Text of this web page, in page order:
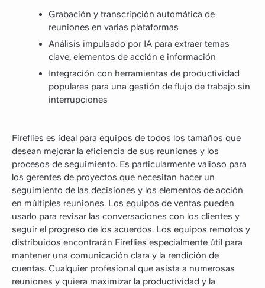
Grabación y transcripción automática de
reuniones en varias plataformas
Análisis impulsado por IA para extraer temas
clave, elementos de acción e información
Integración con herramientas de productividad
populares para una gestión de flujo de trabajo sin
interrupciones
Fireflies es ideal para equipos de todos los tamaños que
desean mejorar la eficiencia de sus reuniones y los
procesos de seguimiento. Es particularmente valioso para
los gerentes de proyectos que necesitan hacer un
seguimiento de las decisiones y los elementos de acción
en múltiples reuniones. Los equipos de ventas pueden
usarlo para revisar las conversaciones con los clientes y
seguir el progreso de los acuerdos. Los equipos remotos y
distribuidos encontrarán Fireflies especialmente útil para
mantener una comunicación clara y la rendición de
cuentas. Cualquier profesional que asista a numerosas
reuniones y quiera maximizar la productividad y la